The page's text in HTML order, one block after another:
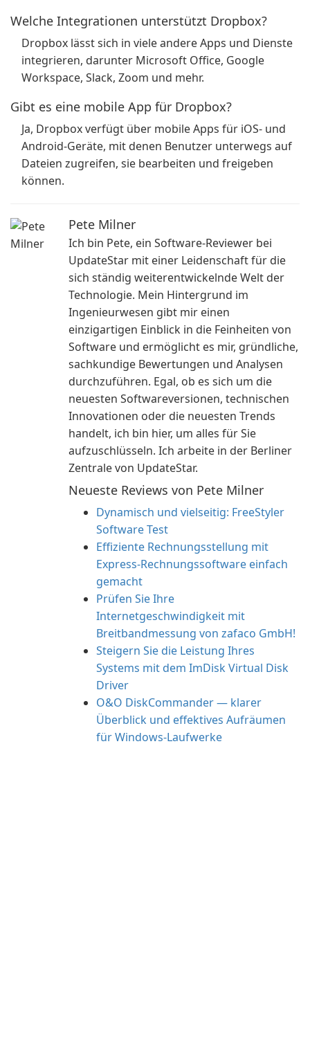
Welche Integrationen unterstützt Dropbox?
Dropbox lässt sich in viele andere Apps und Dienste
integrieren, darunter Microsoft Office, Google
Workspace, Slack, Zoom und mehr.
Gibt es eine mobile App für Dropbox?
Ja, Dropbox verfügt über mobile Apps für iOS- und
Android-Geräte, mit denen Benutzer unterwegs auf
Dateien zugreifen, sie bearbeiten und freigeben
können.
Pete Milner
Ich bin Pete, ein Software-Reviewer bei
UpdateStar mit einer Leidenschaft für die
sich ständig weiterentwickelnde Welt der
Technologie. Mein Hintergrund im
Ingenieurwesen gibt mir einen
einzigartigen Einblick in die Feinheiten von
Software und ermöglicht es mir, gründliche,
sachkundige Bewertungen und Analysen
durchzuführen. Egal, ob es sich um die
neuesten Softwareversionen, technischen
Innovationen oder die neuesten Trends
handelt, ich bin hier, um alles für Sie
aufzuschlüsseln. Ich arbeite in der Berliner
Zentrale von UpdateStar.
Neueste Reviews von Pete Milner
Dynamisch und vielseitig: FreeStyler
Software Test
Effiziente Rechnungsstellung mit
Express-Rechnungssoftware einfach
gemacht
Prüfen Sie Ihre
Internetgeschwindigkeit mit
Breitbandmessung von zafaco GmbH!
Steigern Sie die Leistung Ihres
Systems mit dem ImDisk Virtual Disk
Driver
O&O DiskCommander — klarer
Überblick und effektives Aufräumen
für Windows-Laufwerke